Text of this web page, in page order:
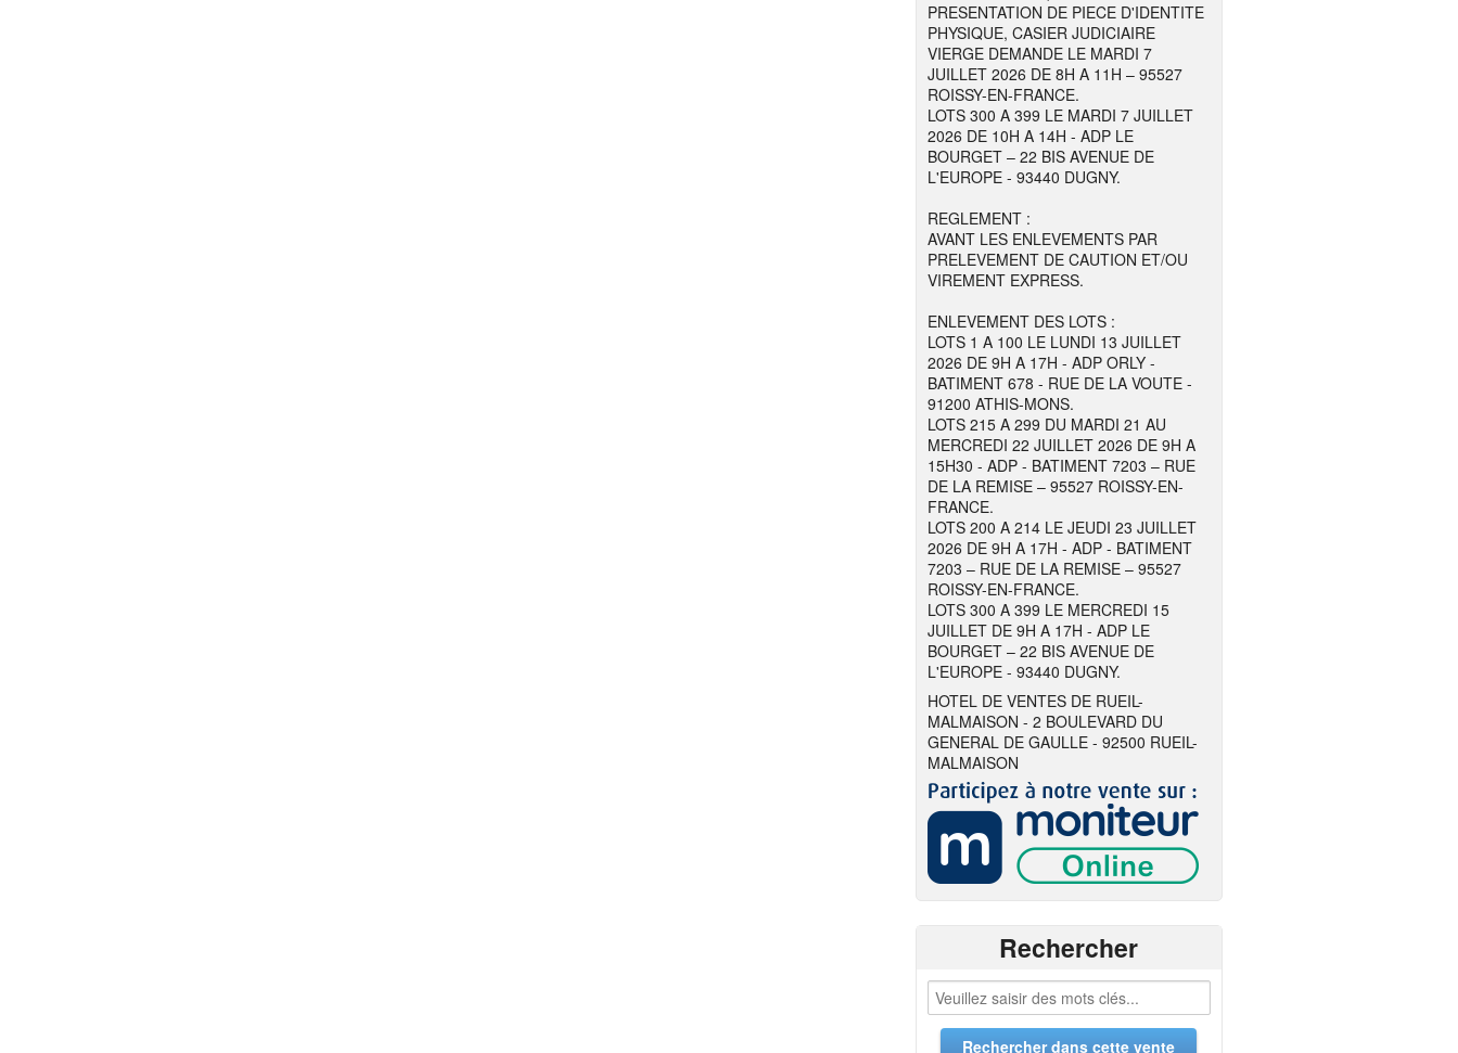
PRESENTATION DE PIECE D'IDENTITE
PHYSIQUE, CASIER JUDICIAIRE
VIERGE DEMANDE LE MARDI 7
JUILLET 2026 DE 8H A 11H – 95527
ROISSY-EN-FRANCE.
LOTS 300 A 399 LE MARDI 7 JUILLET
2026 DE 10H A 14H - ADP LE
BOURGET – 22 BIS AVENUE DE
L'EUROPE - 93440 DUGNY.
REGLEMENT :
AVANT LES ENLEVEMENTS PAR
PRELEVEMENT DE CAUTION ET/OU
VIREMENT EXPRESS.
ENLEVEMENT DES LOTS :
LOTS 1 A 100 LE LUNDI 13 JUILLET
2026 DE 9H A 17H - ADP ORLY -
BATIMENT 678 - RUE DE LA VOUTE -
91200 ATHIS-MONS.
LOTS 215 A 299 DU MARDI 21 AU
MERCREDI 22 JUILLET 2026 DE 9H A
15H30 - ADP - BATIMENT 7203 – RUE
DE LA REMISE – 95527 ROISSY-EN-
FRANCE.
LOTS 200 A 214 LE JEUDI 23 JUILLET
2026 DE 9H A 17H - ADP - BATIMENT
7203 – RUE DE LA REMISE – 95527
ROISSY-EN-FRANCE.
LOTS 300 A 399 LE MERCREDI 15
JUILLET DE 9H A 17H - ADP LE
BOURGET – 22 BIS AVENUE DE
L'EUROPE - 93440 DUGNY.
HOTEL DE VENTES DE RUEIL-
MALMAISON - 2 BOULEVARD DU
GENERAL DE GAULLE - 92500 RUEIL-
MALMAISON
Rechercher